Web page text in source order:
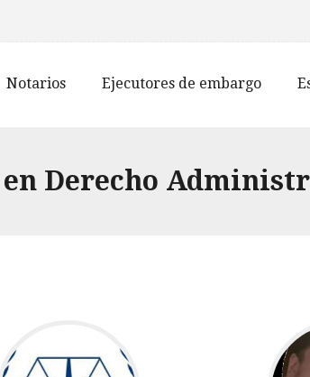
Notarios Ejecutores de embargo
Derecho